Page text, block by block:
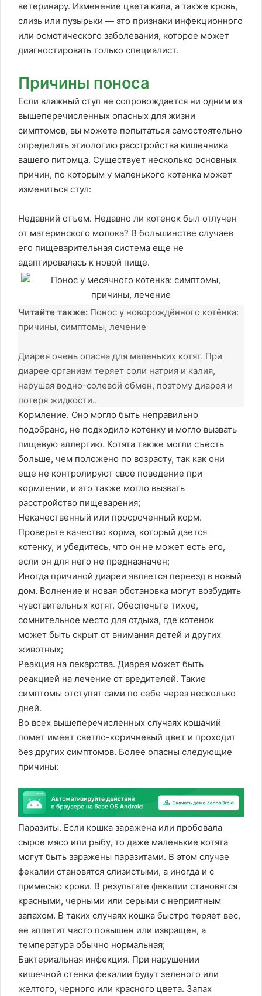
ветеринару. Изменение цвета кала, а также кровь,
слизь или пузырьки — это признаки инфекционного
или осмотического заболевания, которое может
диагностировать только специалист.
Причины поноса
Если влажный стул не сопровождается ни одним из
вышеперечисленных опасных для жизни
симптомов, вы можете попытаться самостоятельно
определить этиологию расстройства кишечника
вашего питомца. Существует несколько основных
причин, по которым у маленького котенка может
измениться стул:
Недавний отъем. Недавно ли котенок был отлучен
от материнского молока? В большинстве случаев
его пищеварительная система еще не
адаптировалась к новой пище.
Читайте также: Понос у новорождённого котёнка:
причины, симптомы, лечение
Диарея очень опасна для маленьких котят. При
диарее организм теряет соли натрия и калия,
нарушая водно-солевой обмен, поэтому диарея и
потеря жидкости..
Кормление. Оно могло быть неправильно
подобрано, не подходило котенку и могло вызвать
пищевую аллергию. Котята также могли съесть
больше, чем положено по возрасту, так как они
еще не контролируют свое поведение при
кормлении, и это также могло вызвать
расстройство пищеварения;
Некачественный или просроченный корм.
Проверьте качество корма, который дается
котенку, и убедитесь, что он не может есть его,
если он для него не предназначен;
Иногда причиной диареи является переезд в новый
дом. Волнение и новая обстановка могут возбудить
чувствительных котят. Обеспечьте тихое,
сомнительное место для отдыха, где котенок
может быть скрыт от внимания детей и других
животных;
Реакция на лекарства. Диарея может быть
реакцией на лечение от вредителей. Такие
симптомы отступят сами по себе через несколько
дней.
Во всех вышеперечисленных случаях кошачий
помет имеет светло-коричневый цвет и проходит
без других симптомов. Более опасны следующие
причины:
Паразиты. Если кошка заражена или пробовала
сырое мясо или рыбу, то даже маленькие котята
могут быть заражены паразитами. В этом случае
фекалии становятся слизистыми, а иногда и с
примесью крови. В результате фекалии становятся
красными, черными или серыми с неприятным
запахом. В таких случаях кошка быстро теряет вес,
ее аппетит часто повышен или извращен, а
температура обычно нормальная;
Бактериальная инфекция. При нарушении
кишечной стенки фекалии будут зеленого или
желтого, черного или красного цвета. Запах